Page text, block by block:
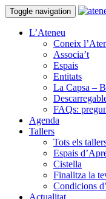
Toggle navigation
L’Ateneu
Coneix
Associa’t
Espais
Entitats
La Capsa –
FAQs:
Agenda
Tallers
Tots els
Espais
Cistella
Finalitza la
Condicions
Actualitat